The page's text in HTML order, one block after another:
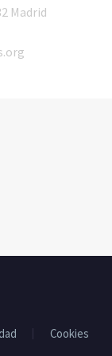
Madrid
Cookies